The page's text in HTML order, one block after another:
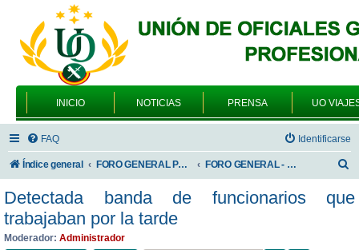
INICIO NOTICIAS PRENSA UO
FAQ Identificarse
Índice general FORO GENERAL PARA TODOS LOS USUARIOS FORO GENERAL - SONRIA, POR FAVOR
s
Detectada banda de funcionarios que
trabajaban por la tarde
Moderador: Administrador